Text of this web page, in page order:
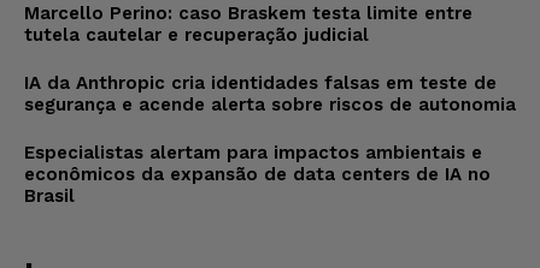
Marcello Perino: caso Braskem testa limite entre
tutela cautelar e recuperação judicial
IA da Anthropic cria identidades falsas em teste de
segurança e acende alerta sobre riscos de autonomia
Especialistas alertam para impactos ambientais e
econômicos da expansão de data centers de IA no
Brasil